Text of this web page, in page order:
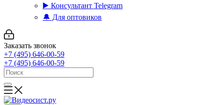
▶️ Консультант Telegram
🔔 Для оптовиков
Заказать звонок
+7 (495) 646-00-59
+7 (495) 646-00-59